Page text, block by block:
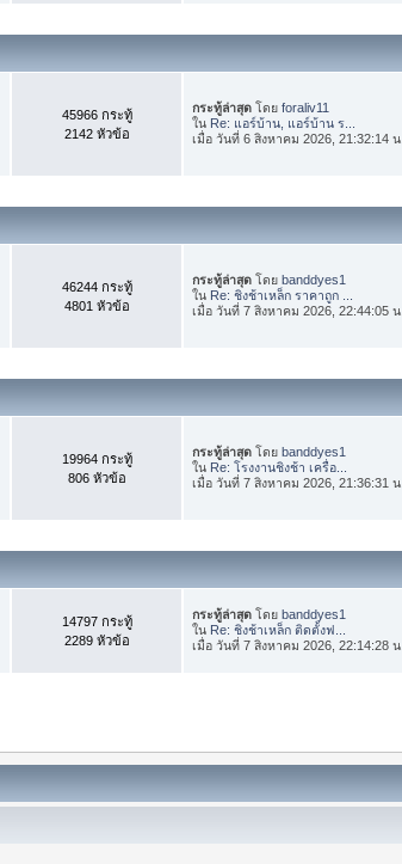
45966 กระทู้
2142 หัวข้อ
กระทู้ล่าสุด โดยforaliv11
ใน Re: แอร์บ้าน, แอร์บ้าน ร...
เมื่อ วันที่ 6 สิงหาคม 2026, 21:32:14 น.
46244 กระทู้
4801 หัวข้อ
กระทู้ล่าสุด โดยbanddyes1
ใน Re: ชิงช้าเหล็ก ราคาถูก ...
เมื่อ วันที่ 7 สิงหาคม 2026, 22:44:05 น.
19964 กระทู้
806 หัวข้อ
กระทู้ล่าสุด โดยbanddyes1
ใน Re: โรงงานชิงช้า เครื่อ...
เมื่อ วันที่ 7 สิงหาคม 2026, 21:36:31 น.
14797 กระทู้
2289 หัวข้อ
กระทู้ล่าสุด โดยbanddyes1
ใน Re: ชิงช้าเหล็ก ติดตั้งฟ...
เมื่อ วันที่ 7 สิงหาคม 2026, 22:14:28 น.